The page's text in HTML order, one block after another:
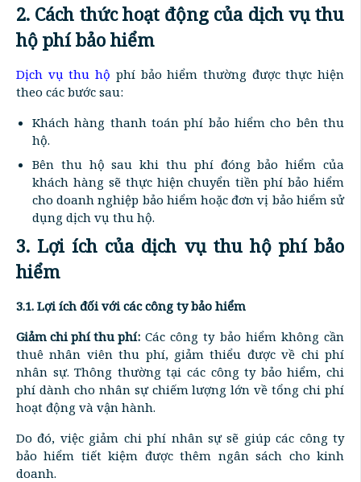
2. Cách thức hoạt động của dịch vụ thu
hộ phí bảo hiểm
Dịch vụ thu hộ phí bảo hiểm thường được thực hiện
theo các bước sau:
Khách hàng thanh toán phí bảo hiểm cho bên thu
hộ.
Bên thu hộ sau khi thu phí đóng bảo hiểm của
khách hàng sẽ thực hiện chuyển tiền phí bảo hiểm
cho doanh nghiệp bảo hiểm hoặc đơn vị bảo hiểm sử
dụng dịch vụ thu hộ.
3. Lợi ích của dịch vụ thu hộ phí bảo
hiểm
3.1. Lợi ích đối với các công ty bảo hiểm
Giảm chi phí thu phí: Các công ty bảo hiểm không cần
thuê nhân viên thu phí, giảm thiểu được về chi phí
nhân sự. Thông thường tại các công ty bảo hiểm, chi
phí dành cho nhân sự chiếm lượng lớn về tổng chi phí
hoạt động và vận hành.
Do đó, việc giảm chi phí nhân sự sẽ giúp các công ty
bảo hiểm tiết kiệm được thêm ngân sách cho kinh
doanh.